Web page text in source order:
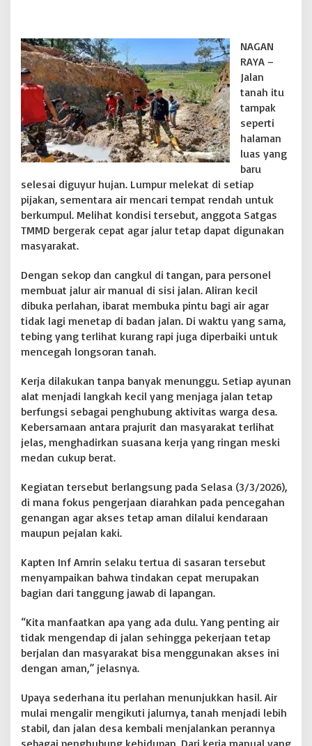
n
D
e
s
a
S
a
t
g
a
T
M
M
D
K
7
K
o
d
m
0
1
6
N
a
g
a
R
a
y
a
T
u
s
B
a
n
g
G
e
a
g
a
NAGAN
RAYA –
Jalan
tanah itu
tampak
seperti
halaman
luas yang
baru
selesai diguyur hujan. Lumpur melekat di setiap
pijakan, sementara air mencari tempat rendah untuk
berkumpul. Melihat kondisi tersebut, anggota Satgas
TMMD bergerak cepat agar jalur tetap dapat digunakan
masyarakat.
Dengan sekop dan cangkul di tangan, para personel
membuat jalur air manual di sisi jalan. Aliran kecil
dibuka perlahan, ibarat membuka pintu bagi air agar
tidak lagi menetap di badan jalan. Di waktu yang sama,
tebing yang terlihat kurang rapi juga diperbaiki untuk
mencegah longsoran tanah.
Kerja dilakukan tanpa banyak menunggu. Setiap ayunan
alat menjadi langkah kecil yang menjaga jalan tetap
berfungsi sebagai penghubung aktivitas warga desa.
Kebersamaan antara prajurit dan masyarakat terlihat
jelas, menghadirkan suasana kerja yang ringan meski
medan cukup berat.
Kegiatan tersebut berlangsung pada Selasa (3/3/2026),
di mana fokus pengerjaan diarahkan pada pencegahan
genangan agar akses tetap aman dilalui kendaraan
maupun pejalan kaki.
Kapten Inf Amrin selaku tertua di sasaran tersebut
menyampaikan bahwa tindakan cepat merupakan
bagian dari tanggung jawab di lapangan.
“Kita manfaatkan apa yang ada dulu. Yang penting air
tidak mengendap di jalan sehingga pekerjaan tetap
berjalan dan masyarakat bisa menggunakan akses ini
dengan aman,” jelasnya.
Upaya sederhana itu perlahan menunjukkan hasil. Air
mulai mengalir mengikuti jalurnya, tanah menjadi lebih
stabil, dan jalan desa kembali menjalankan perannya
sebagai penghubung kehidupan. Dari kerja manual yang